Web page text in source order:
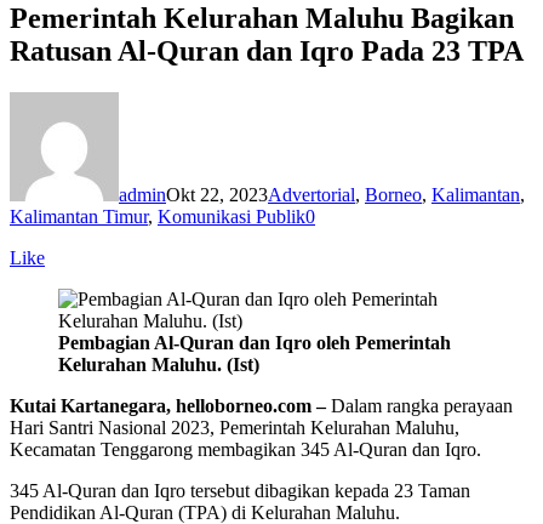
Pemerintah Kelurahan Maluhu Bagikan
Ratusan Al-Quran dan Iqro Pada 23 TPA
adminOkt 22, 2023Advertorial, Borneo, Kalimantan,
Kalimantan Timur, Komunikasi Publik0
Like
Pembagian Al-Quran dan Iqro oleh Pemerintah
Kelurahan Maluhu. (Ist)
Kutai Kartanegara, helloborneo.com –Dalam rangka perayaan
Hari Santri Nasional 2023, Pemerintah Kelurahan Maluhu,
Kecamatan Tenggarong membagikan 345 Al-Quran dan Iqro.
345 Al-Quran dan Iqro tersebut dibagikan kepada 23 Taman
Pendidikan Al-Quran (TPA) di Kelurahan Maluhu.